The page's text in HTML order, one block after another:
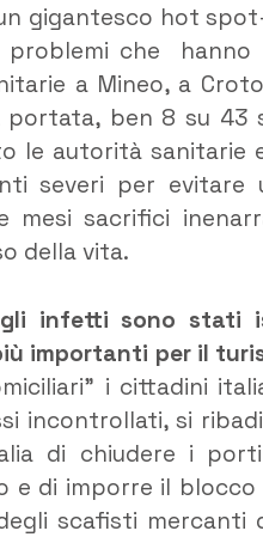
gigantesco hot
problemi che
a Mineo, a
ben 8 su 43
le autorità
severi per
sacrifici
della vita.
infetti sono stati
importanti per il
i cittadini
incontrollati, si
di chiudere i
e di imporre il
scafisti